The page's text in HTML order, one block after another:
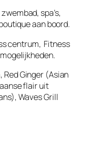
spa’s,
aan boord.
centrum, Fitness
Red Ginger (Asian
flair uit
Waves Grill